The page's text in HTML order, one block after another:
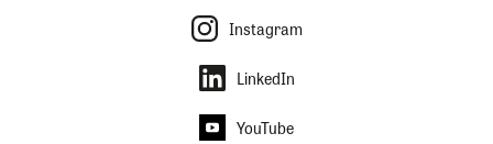
Instagram
LinkedIn
YouTube